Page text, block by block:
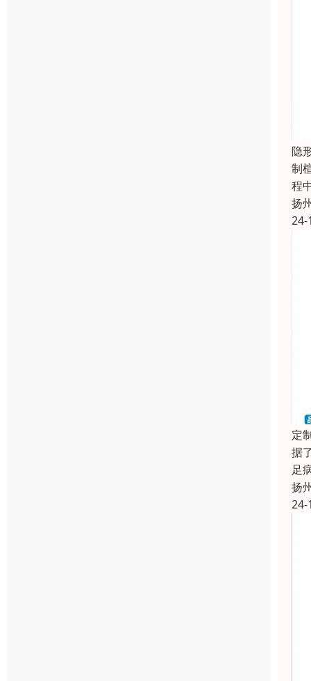
隐
制
程
扬
24-
定
据
足
扬
24-